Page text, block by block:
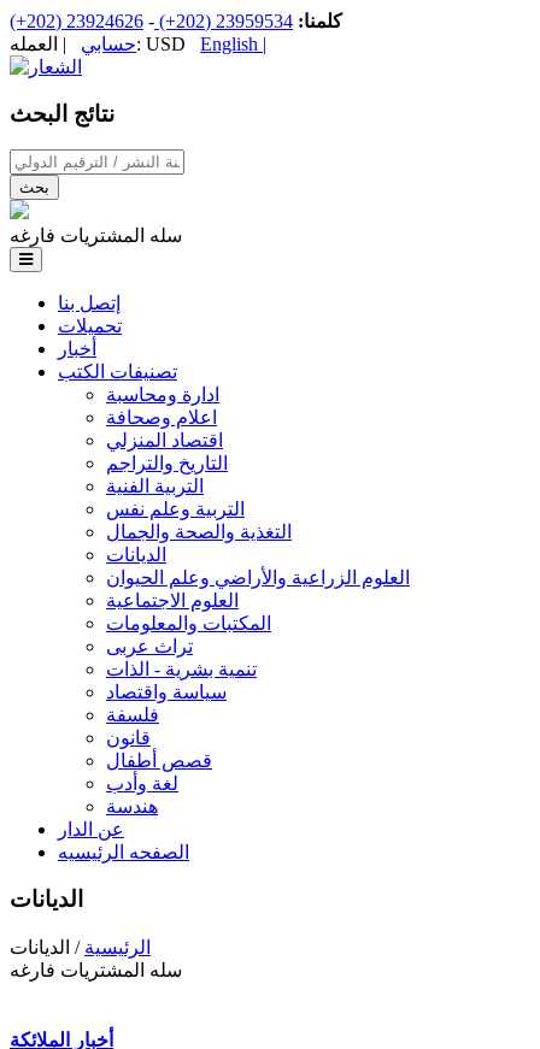
كلمنا: 23959534 (202+)
-
23924626 (202+)
حسابي| العمله: USD English |
نتائج البحث
‏اسم الكتاب / اسم الناشر / سنة النشر / الترقيم الدولي ‏
سله المشتريات فارغه
إتصل بنا
تحميلات
أخبار
تصنيفات الكتب
ادارة ومحاسبة
اعلام وصحافة
اقتصاد المنزلي
التاريخ والتراجم
التربية الفنية
التربية وعلم نفس
التغذية والصحة والجمال
الديانات
العلوم الزراعية والأراضي وعلم الحيوان
العلوم الاجتماعية
المكتبات والمعلومات
تراث عربى
تنمية بشرية - الذات
سياسة واقتصاد
فلسفة
قانون
قصص أطفال
لغة وأدب
هندسة
عن الدار
الصفحه الرئيسيه
الديانات
الرئيسية / الديانات
سله المشتريات فارغه
أخبار الملائكة